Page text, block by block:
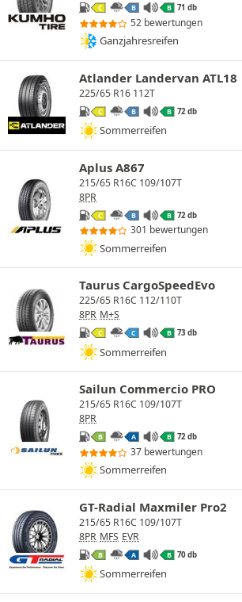
C B B 71 db
52 bewertungen
Ganzjahresreifen
Atlander Landervan ATL18
225/65 R16 112T
C B B 72 db
Sommerreifen
Aplus A867
215/65 R16C 109/107T
8PR
C B B 72 db
301 bewertungen
Sommerreifen
Taurus CargoSpeedEvo
225/65 R16C 112/110T
8PR M+S
C C B 73 db
Sommerreifen
Sailun Commercio PRO
215/65 R16C 109/107T
8PR
B A B 72 db
37 bewertungen
Sommerreifen
GT-Radial Maxmiler Pro2
215/65 R16C 109/107T
8PR MFS EVR
B A B 70 db
Sommerreifen